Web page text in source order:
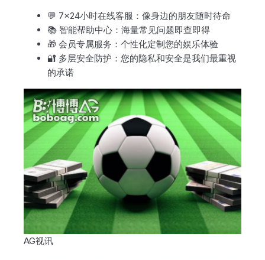
💬 7×24小时在线客服：像身边的朋友随时待命
📚 智能帮助中心：海量常见问题即查即得
🎁 会员专属服务：个性化定制您的娱乐体验
🔐 多层安全防护：您的隐私和安全是我们最重视
的承诺
AG视讯